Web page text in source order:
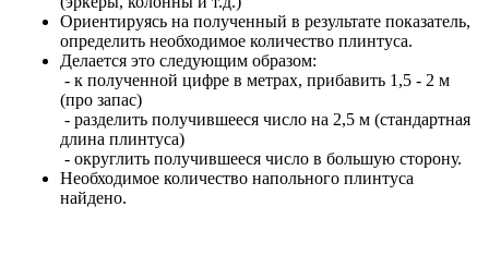
Ориентируясь на полученный в результате показатель,
определить необходимое количество плинтуса.
Делается это следующим образом:
- к полученной цифре в метрах, прибавить 1,5 - 2 м
(про запас)
- разделить получившееся число на 2,5 м (стандартная
длина плинтуса)
- округлить получившееся число в большую сторону.
Необходимое количество напольного плинтуса
найдено.